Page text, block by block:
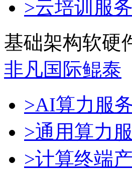
>云培训服务
基础架构软硬
非凡国际鲲泰
>AI算力服
>通用算力
>计算终端